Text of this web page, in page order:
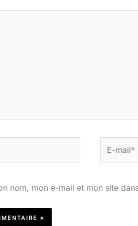
mail*
nom, mon e-mail et mon site